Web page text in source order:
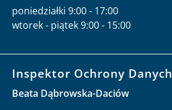
poniedziałki 9:00 - 17:00
wtorek - piątek 9:00 - 15:00
Inspektor Ochrony Danych
Beata Dąbrowska-Daciów